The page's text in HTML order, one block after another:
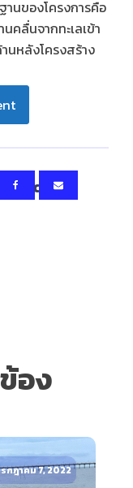
นของโครงการคือ
คลื่นจากทะเลเข้า
นหลังโครงสร้าง
อง
กฎาคม 7, 2022